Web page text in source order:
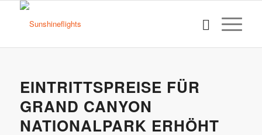
EINTRITTSPREISE FÜR
GRAND CANYON
NATIONALPARK ERHÖHT